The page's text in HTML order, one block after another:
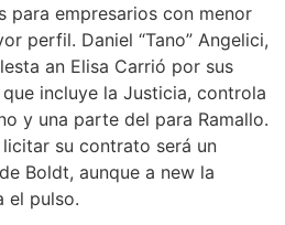
para empresarios con menor
perfil. Daniel “Tano” Angelici,
an Elisa Carrió por sus
incluye la Justicia, controla
y una parte del para Ramallo.
su contrato será un
Boldt, aunque a new la
el pulso.